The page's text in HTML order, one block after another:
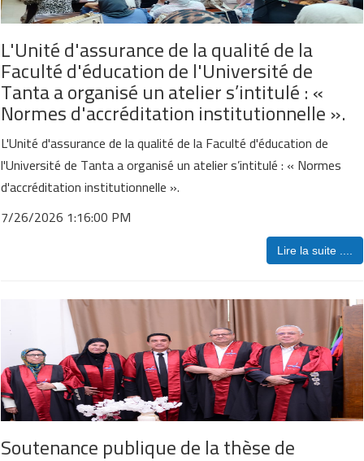
L'Unité d'assurance de la qualité de la
Faculté d'éducation de l'Université de
Tanta a organisé un atelier s’intitulé : «
Normes d'accréditation institutionnelle ».
L'Unité d'assurance de la qualité de la Faculté d'éducation de
l'Université de Tanta a organisé un atelier s’intitulé : « Normes
d'accréditation institutionnelle ».
7/26/2026 1:16:00 PM
Lire la suite ....
Soutenance publique de la thèse de